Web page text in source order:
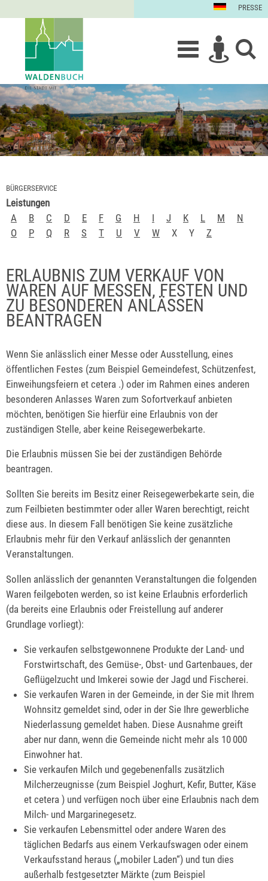
PRESSE
BÜRGERSERVICE
Leistungen
A
B C D E F G H I J K L M
N
O
P Q R S T U V W X Y Z
ERLAUBNIS ZUM VERKAUF VON
WAREN AUF MESSEN, FESTEN UND
ZU BESONDEREN ANLÄSSEN
BEANTRAGEN
Wenn Sie anlässlich einer Messe oder Ausstellung, eines
öffentlichen Festes (zum Beispiel Gemeindefest, Schützenfest,
Einweihungsfeiern et cetera .) oder im Rahmen eines anderen
besonderen Anlasses Waren zum Sofortverkauf anbieten
möchten, benötigen Sie hierfür eine Erlaubnis von der
zuständigen Stelle, aber keine Reisegewerbekarte.
Die Erlaubnis müssen Sie bei der zuständigen Behörde
beantragen.
Sollten Sie bereits im Besitz einer Reisegewerbekarte sein, die
zum Feilbieten bestimmter oder aller Waren berechtigt, reicht
diese aus. In diesem Fall benötigen Sie keine zusätzliche
Erlaubnis mehr für den Verkauf anlässlich der genannten
Veranstaltungen.
Sollen anlässlich der genannten Veranstaltungen die folgenden
Waren feilgeboten werden, so ist keine Erlaubnis erforderlich
(da bereits eine Erlaubnis oder Freistellung auf anderer
Grundlage vorliegt):
Sie verkaufen selbstgewonnene Produkte der Land- und
Forstwirtschaft, des Gemüse-, Obst- und Gartenbaues, der
Geflügelzucht und Imkerei sowie der Jagd und Fischerei.
Sie verkaufen Waren in der Gemeinde, in der Sie mit Ihrem
Wohnsitz gemeldet sind, oder in der Sie Ihre gewerbliche
Niederlassung gemeldet haben. Diese Ausnahme greift
aber nur dann, wenn die Gemeinde nicht mehr als 10 000
Einwohner hat.
Sie verkaufen Milch und gegebenenfalls zusätzlich
Milcherzeugnisse (zum Beispiel Joghurt, Kefir, Butter, Käse
et cetera ) und verfügen noch über eine Erlaubnis nach dem
Milch- und Margarinegesetz.
Sie verkaufen Lebensmittel oder andere Waren des
täglichen Bedarfs aus einem Verkaufswagen oder einem
Verkaufsstand heraus („mobiler Laden“) und tun dies
außerhalb festgesetzter Märkte (zum Beispiel